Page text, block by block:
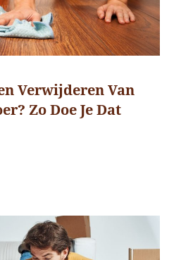
Verwijderen Van
Zo Doe Je Dat